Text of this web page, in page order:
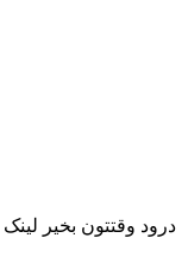
درود وقتتون بخیر